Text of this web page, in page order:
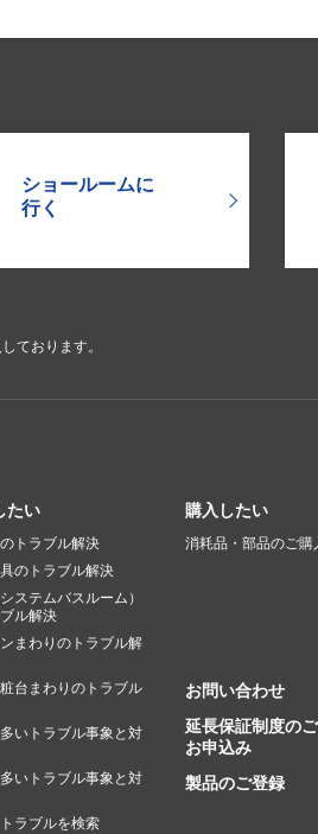
ショールームに
行く
ております。
たい
のトラブル解決
のトラブル解決
ステムバスルーム）
ル解決
まわりのトラブル解
台まわりのトラブル
いトラブル事象と対
いトラブル事象と対
ラブルを検索
購入したい
消耗品・部品のご購
お問い合わせ
延長保証制度のご
お申込み
製品のご登録